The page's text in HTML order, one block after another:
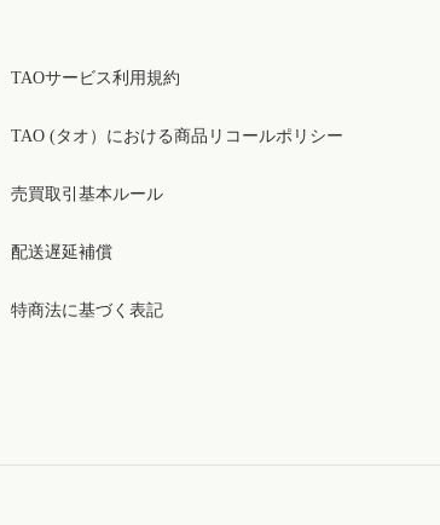
TAOサービス利用規約
TAO (タオ）における商品リコールポリシー
売買取引基本ルール
配送遅延補償
特商法に基づく表記